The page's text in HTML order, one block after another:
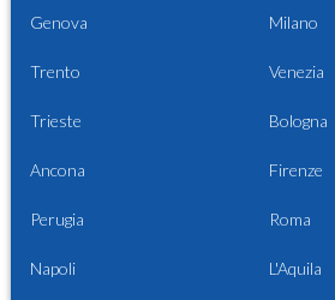
Genova Milano
Trento Venezia
Trieste Bologna
Ancona Firenze
Perugia Roma
Napoli L'Aquila